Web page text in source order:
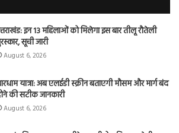
इन 13 महिलाओं को मिलेगा इस बार तीलू रौतेली
सूची जारी
August 6, 2026
यात्रा: अब एलईडी स्क्रीन बताएगी मौसम और मार्ग बंद
की सटीक जानकारी
August 6, 2026